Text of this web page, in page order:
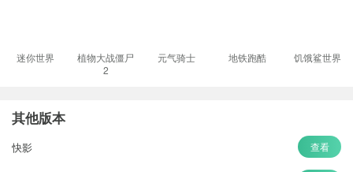
迷你世界
植物大战僵尸
2
元气骑士 地铁跑酷 饥饿鲨世界
其他版本
快影 查看